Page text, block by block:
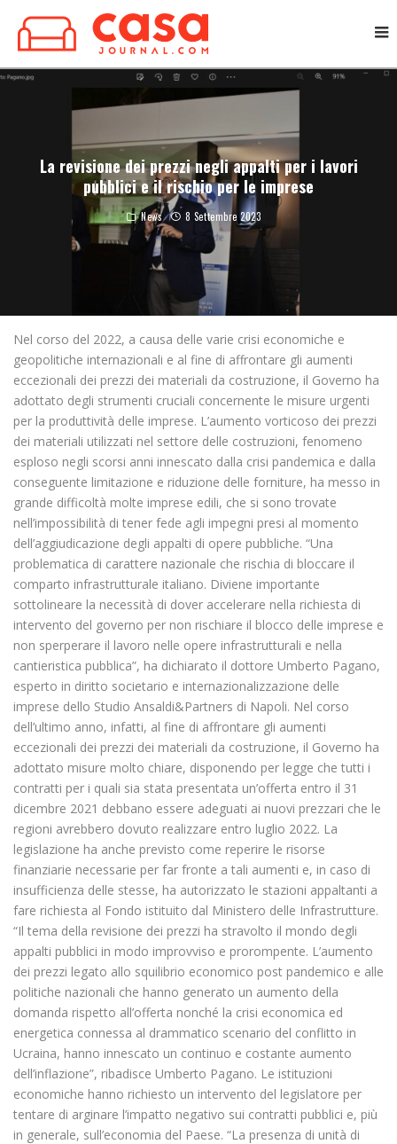
La revisione dei prezzi negli appalti per i lavori
pubblici e il rischio per le imprese
News 8 Settembre 2023
Nel corso del 2022, a causa delle varie crisi economiche e
geopolitiche internazionali e al fine di affrontare gli aumenti
eccezionali dei prezzi dei materiali da costruzione, il Governo ha
adottato degli strumenti cruciali concernente le misure urgenti
per la produttività delle imprese. L’aumento vorticoso dei prezzi
dei materiali utilizzati nel settore delle costruzioni, fenomeno
esploso negli scorsi anni innescato dalla crisi pandemica e dalla
conseguente limitazione e riduzione delle forniture, ha messo in
grande difficoltà molte imprese edili, che si sono trovate
nell’impossibilità di tener fede agli impegni presi al momento
dell’aggiudicazione degli appalti di opere pubbliche. “Una
problematica di carattere nazionale che rischia di bloccare il
comparto infrastrutturale italiano. Diviene importante
sottolineare la necessità di dover accelerare nella richiesta di
intervento del governo per non rischiare il blocco delle imprese e
non sperperare il lavoro nelle opere infrastrutturali e nella
cantieristica pubblica”, ha dichiarato il dottore Umberto Pagano,
esperto in diritto societario e internazionalizzazione delle
imprese dello Studio Ansaldi&Partners di Napoli. Nel corso
dell’ultimo anno, infatti, al fine di affrontare gli aumenti
eccezionali dei prezzi dei materiali da costruzione, il Governo ha
adottato misure molto chiare, disponendo per legge che tutti i
contratti per i quali sia stata presentata un’offerta entro il 31
dicembre 2021 debbano essere adeguati ai nuovi prezzari che le
regioni avrebbero dovuto realizzare entro luglio 2022. La
legislazione ha anche previsto come reperire le risorse
finanziarie necessarie per far fronte a tali aumenti e, in caso di
insufficienza delle stesse, ha autorizzato le stazioni appaltanti a
fare richiesta al Fondo istituito dal Ministero delle Infrastrutture.
“Il tema della revisione dei prezzi ha stravolto il mondo degli
appalti pubblici in modo improvviso e prorompente. L’aumento
dei prezzi legato allo squilibrio economico post pandemico e alle
politiche nazionali che hanno generato un aumento della
domanda rispetto all’offerta nonché la crisi economica ed
energetica connessa al drammatico scenario del conflitto in
Ucraina, hanno innescato un continuo e costante aumento
dell’inflazione”, ribadisce Umberto Pagano. Le istituzioni
economiche hanno richiesto un intervento del legislatore per
tentare di arginare l’impatto negativo sui contratti pubblici e, più
in generale, sull’economia del Paese. “La presenza di unità di